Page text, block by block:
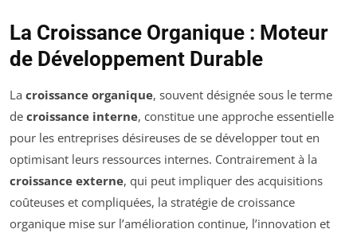
La Croissance Organique : Moteur
de Développement Durable
La croissance organique, souvent désignée sous le terme
de croissance interne, constitue une approche essentielle
pour les entreprises désireuses de se développer tout en
optimisant leurs ressources internes. Contrairement à la
croissance externe, qui peut impliquer des acquisitions
coûteuses et compliquées, la stratégie de croissance
organique mise sur l’amélioration continue, l’innovation et